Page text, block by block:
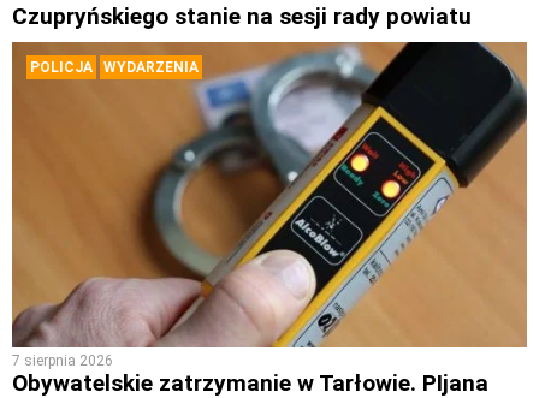
Czupryńskiego stanie na sesji rady powiatu
POLICJA WYDARZENIA
7 sierpnia 2026
Obywatelskie zatrzymanie w Tarłowie. PIjana